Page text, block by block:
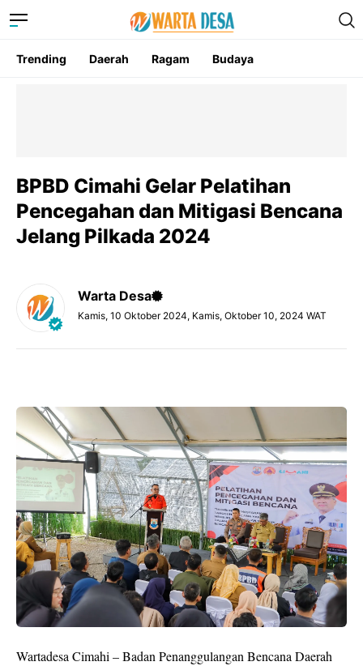
Trending Daerah Ragam Budaya
BPBD Cimahi Gelar Pelatihan
Pencegahan dan Mitigasi Bencana
Jelang Pilkada 2024
Warta Desa
Kamis, 10 Oktober 2024, Kamis, Oktober 10, 2024 WAT
Wartadesa Cimahi – Badan Penanggulangan Bencana Daerah